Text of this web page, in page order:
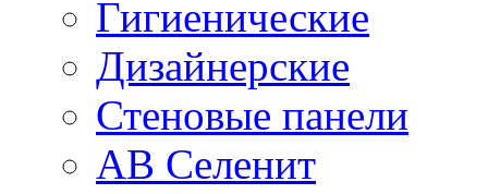
Гигиенические
Дизайнерские
Стеновые панели
AB Селенит